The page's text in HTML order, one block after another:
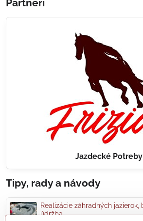
Partneri
Jazdecké Potreby
Tipy, rady a návody
Realizácie záhradných jazierok, bazénov, fontán,
údržba...